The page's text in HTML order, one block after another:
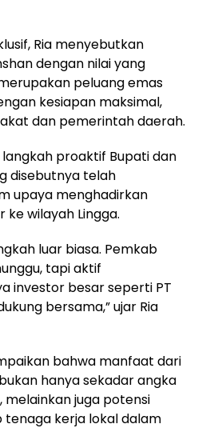
Ria menyebutkan
dengan nilai yang
peluang emas
kesiapan maksimal,
dan pemerintah daerah.
proaktif Bupati dan
disebutnya telah
upaya menghadirkan
wilayah Lingga.
luar biasa. Pemkab
tapi aktif
investor besar seperti PT
bersama,” ujar Ria
bahwa manfaat dari
hanya sekadar angka
juga potensi
kerja lokal dalam